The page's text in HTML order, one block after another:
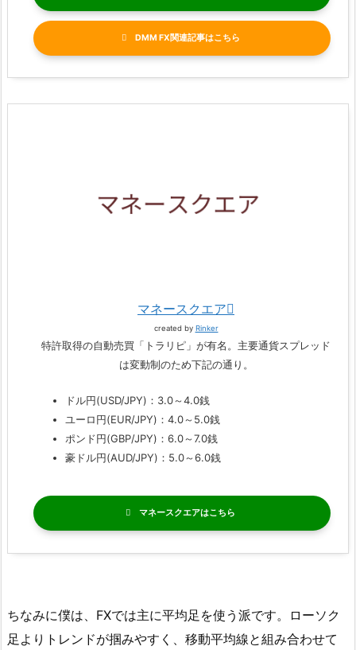
DMM FX関連記事
マネースクエア
created by Rinker
特許取得の自動売買「トラリピ」が有名。主要通貨スプレッド
は変動制のため下記の通り。
ドル円(USD/JPY)：3.0～4.0銭
ユーロ円(EUR/JPY)：4.0～5.0銭
ポンド円(GBP/JPY)：6.0～7.0銭
豪ドル円(AUD/JPY)：5.0～6.0銭
マネースクエア
ちなみに僕は、FXでは主に平均足を使う派です。ローソク
足よりトレンドが掴みやすく、移動平均線と組み合わせて